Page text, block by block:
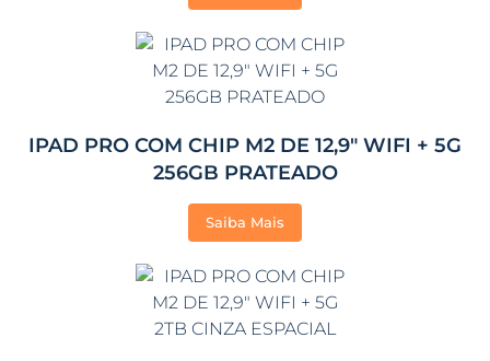
IPAD PRO COM CHIP M2 DE 12,9″ WIFI + 5G
256GB PRATEADO
Saiba Mais